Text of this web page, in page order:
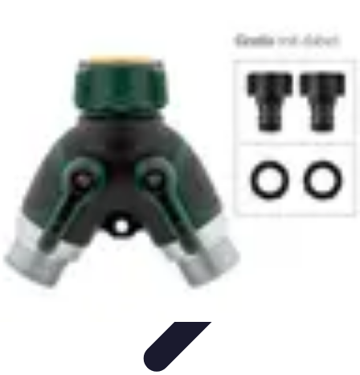
TendancesStratégies de
Sport Distribution